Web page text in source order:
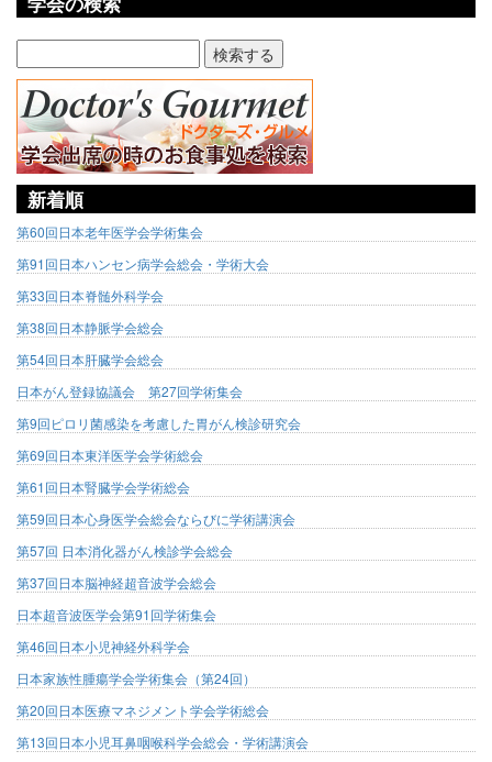
新着順
第60回日本老年医学会学術集会
第91回日本ハンセン病学会総会・学術大会
第33回日本脊髄外科学会
第38回日本静脈学会総会
第54回日本肝臓学会総会
日本がん登録協議会 第27回学術集会
第9回ピロリ菌感染を考慮した胃がん検診研究会
第69回日本東洋医学会学術総会
第61回日本腎臓学会学術総会
第59回日本心身医学会総会ならびに学術講演会
第57回 日本消化器がん検診学会総会
第37回日本脳神経超音波学会総会
日本超音波医学会第91回学術集会
第46回日本小児神経外科学会
日本家族性腫瘍学会学術集会（第24回）
第20回日本医療マネジメント学会学術総会
第13回日本小児耳鼻咽喉科学会総会・学術講演会